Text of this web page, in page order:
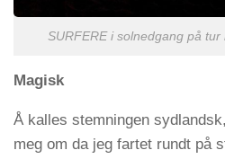
SURFERE i solnedgang på
Magisk
Å kalles stemningen
meg om da jeg fartet rundt på